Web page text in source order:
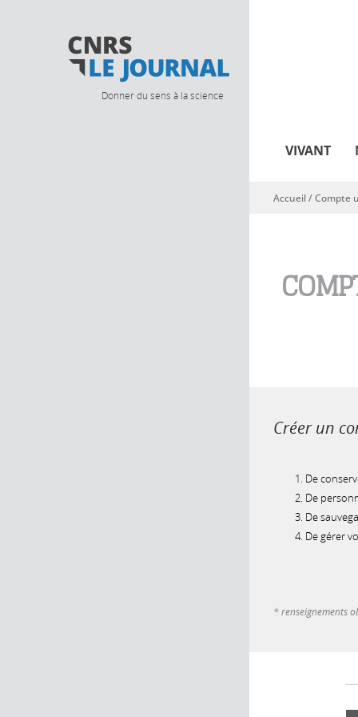
Donner du sens à la science
VIVANT
Vous êtes ici
Accueil/Compte
Créer un
De
De
De
De gérer
* renseignements